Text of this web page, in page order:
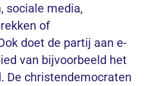
sociale media,
of
doet de partij aan e-
van bijvoorbeeld het
De christendemocraten